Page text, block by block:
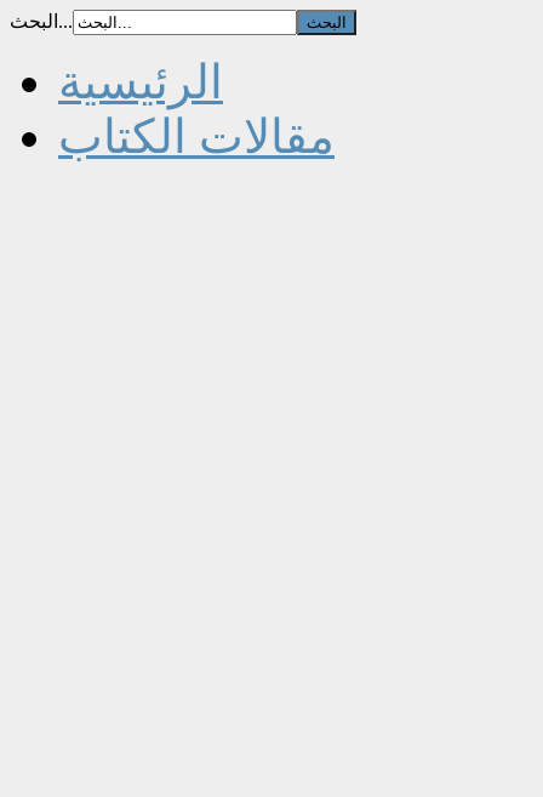
البحث...
الرئيسية
مقالات الكتاب